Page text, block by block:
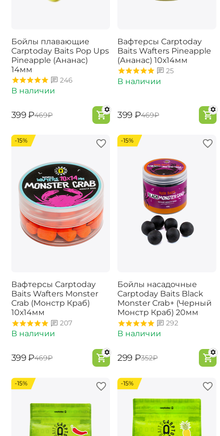
Бойлы плавающие
Carptoday Baits Pop Ups
Pineapple (Ананас)
14мм
246
В наличии
‍399‍ ₽‍469‍₽
Вафтерсы Carptoday
Baits Wafters Pineapple
(Ананас) 10х14мм
25
В наличии
‍399‍ ₽‍469‍₽
-15%
Вафтерсы Carptoday
Baits Wafters Monster
Crab (Монстр Краб)
10х14мм
207
В наличии
‍399‍ ₽‍469‍₽
-15%
Бойлы насадочные
Carptoday Baits Black
Monster Crab+ (Черный
Монстр Краб) 20мм
292
В наличии
‍299‍ ₽‍352‍₽
-15% -15%